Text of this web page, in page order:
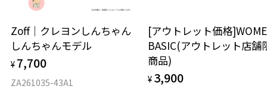
仕上がり寸法
D 仕上がりの横幅：約127mm
安心2 視力測定無料
視力の変化を早めに発見するために、定期的な視
力測定をおすすめいたします。
＜メガネの度数情報がわからない方へ＞
オンラインストアでフレームのみ購入して、
実店舗で度付きにできます
ご購入時に「レンズ交換券」をお選びいただくと、実店舗で
度数を測定のうえ、度付きレンズ（標準セットレンズ）へ無
Zoff｜クレヨンしんちゃん
しんちゃんモデル
¥ 7,700
ZA261035-43A1
[アウトレット価格
BASIC(アウトレット店舗
商品)
¥ 3,900